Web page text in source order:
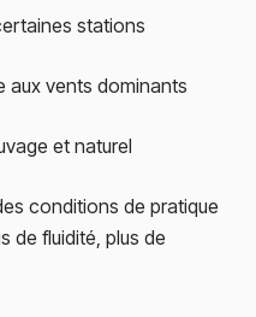
stations
aux vents dominants
et naturel
conditions de pratique
de fluidité, plus de